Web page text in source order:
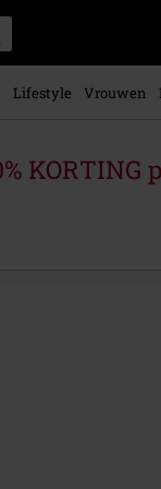
Lifestyle Vrouwen
KORTING